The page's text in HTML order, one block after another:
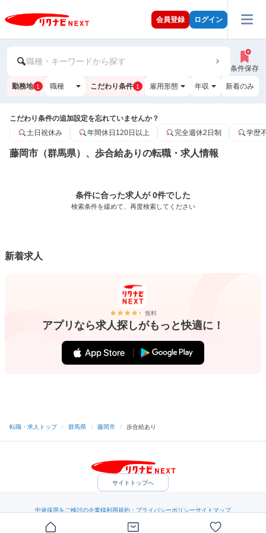
会員登録 ログイン
職種・キーワードから探す
条件保存
勤務地 1 職種 こだわり条件 1 雇用形態 年収 新着のみ
こだわり条件の追加設定を忘れていませんか？
土日祝休み
年間休日120日以上 完全週休2日制 学歴
藤岡市（群馬県）、歩合給ありの転職・求人情報
条件に合った求人が 0件でした
検索条件を緩めて、再度検索してください
新着求人
無料
アプリなら求人探しがもっと快適に！
転職・求人トップ / 群馬県 / 藤岡市 / 歩合給あり
サイトトップへ
中途採用をご検討の企業様利用規約・プライバシーポリシーサイトマップ
（C）Indeed Inc.